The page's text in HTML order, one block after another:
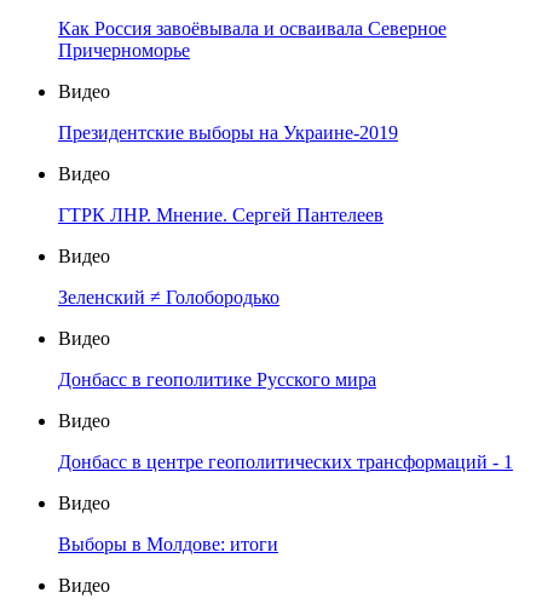
Как Россия завоёвывала и осваивала Северное
Причерноморье
Видео
Президентские выборы на Украине-2019
Видео
ГТРК ЛНР. Мнение. Сергей Пантелеев
Видео
Зеленский ≠ Голобородько
Видео
Донбасс в геополитике Русского мира
Видео
Донбасс в центре геополитических трансформаций - 1
Видео
Выборы в Молдове: итоги
Видео